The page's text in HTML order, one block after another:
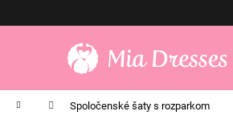
Domov Spoločenské šaty s rozparkom
o
k
obchodu
obchodu